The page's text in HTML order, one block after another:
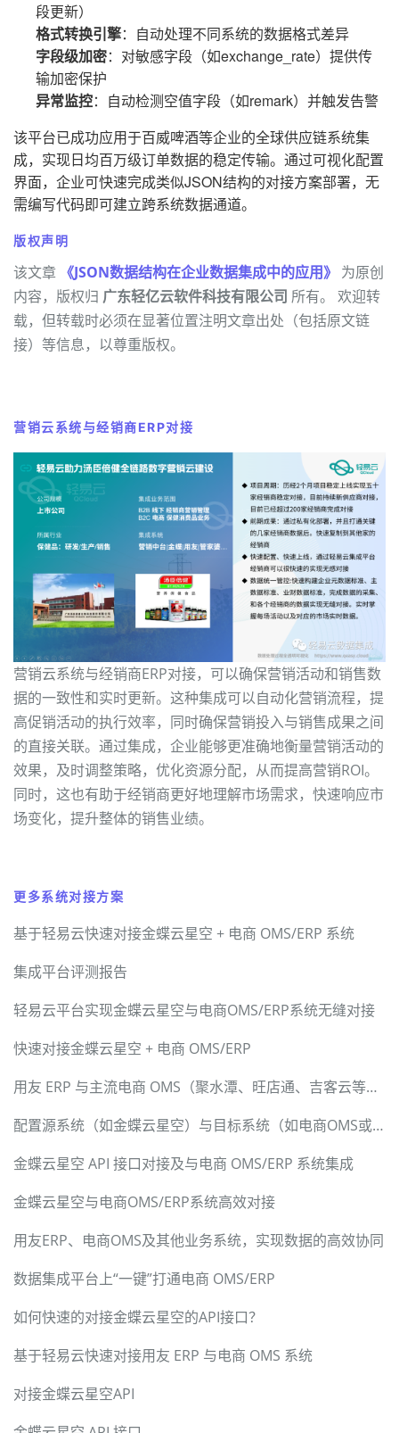
段更新）
格式转换引擎：自动处理不同系统的数据格式差异
字段级加密：对敏感字段（如exchange_rate）提供传
输加密保护
异常监控：自动检测空值字段（如remark）并触发告警
该平台已成功应用于百威啤酒等企业的全球供应链系统集
成，实现日均百万级订单数据的稳定传输。通过可视化配置
界面，企业可快速完成类似JSON结构的对接方案部署，无
需编写代码即可建立跨系统数据通道。
版权声明
该文章 《JSON数据结构在企业数据集成中的应用》 为原创
内容，版权归 广东轻亿云软件科技有限公司 所有。 欢迎转
载，但转载时必须在显著位置注明文章出处（包括原文链
接）等信息，以尊重版权。
营销云系统与经销商ERP对接
营销云系统与经销商ERP对接，可以确保营销活动和销售数
据的一致性和实时更新。这种集成可以自动化营销流程，提
高促销活动的执行效率，同时确保营销投入与销售成果之间
的直接关联。通过集成，企业能够更准确地衡量营销活动的
效果，及时调整策略，优化资源分配，从而提高营销ROI。
同时，这也有助于经销商更好地理解市场需求，快速响应市
场变化，提升整体的销售业绩。
更多系统对接方案
基于轻易云快速对接金蝶云星空 + 电商 OMS/ERP 系统
集成平台评测报告
轻易云平台实现金蝶云星空与电商OMS/ERP系统无缝对接
快速对接金蝶云星空 + 电商 OMS/ERP
用友 ERP 与主流电商 OMS（聚水潭、旺店通、吉客云等）双向数据贯通
配置源系统（如金蝶云星空）与目标系统（如电商OMS或ERP）
金蝶云星空 API 接口对接及与电商 OMS/ERP 系统集成
金蝶云星空与电商OMS/ERP系统高效对接
用友ERP、电商OMS及其他业务系统，实现数据的高效协同
数据集成平台上“一键”打通电商 OMS/ERP
如何快速的对接金蝶云星空的API接口？
基于轻易云快速对接用友 ERP 与电商 OMS 系统
对接金蝶云星空API